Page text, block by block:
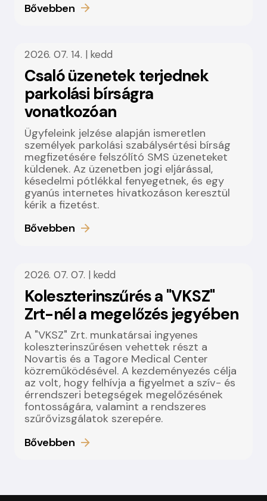
Bővebben
2026. 07. 14. | kedd
Csaló üzenetek terjednek
parkolási bírságra
vonatkozóan
Ügyfeleink jelzése alapján ismeretlen
személyek parkolási szabálysértési bírság
megfizetésére felszólító SMS üzeneteket
küldenek. Az üzenetben jogi eljárással,
késedelmi pótlékkal fenyegetnek, és egy
gyanús internetes hivatkozáson keresztül
kérik a fizetést.
Bővebben
2026. 07. 07. | kedd
Koleszterinszűrés a "VKSZ"
Zrt-nél a megelőzés jegyében
A "VKSZ" Zrt. munkatársai ingyenes
koleszterinszűrésen vehettek részt a
Novartis és a Tagore Medical Center
közreműködésével. A kezdeményezés célja
az volt, hogy felhívja a figyelmet a szív- és
érrendszeri betegségek megelőzésének
fontosságára, valamint a rendszeres
szűrővizsgálatok szerepére.
Bővebben